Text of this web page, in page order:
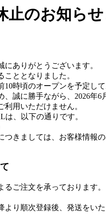
のお知らせ
ありがとうございます。
ととなりました。
時頃のオープンを予定して
誠に勝手ながら、2026
用いただけません。
、以下の通りです。
つきましては、お客様情
ご注文を承っております。
り順次登録後、発送をい